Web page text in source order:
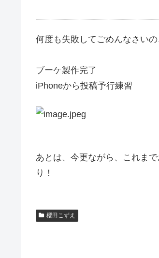
何度も失敗してごめんなさいの
ブーケ製作完了
iPhoneから投稿予行練習
あとは、今更ながら、これま
り！
櫻田こずえ